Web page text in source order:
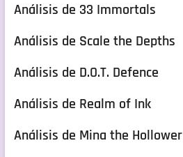
Análisis de 33 Immortals
Análisis de Scale the Depths
Análisis de D.O.T. Defence
Análisis de Realm of Ink
Análisis de Mina the Hollower